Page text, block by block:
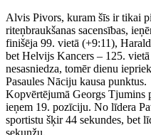
Alvis Pivors, kuram šīs ir tikai
riteņbraukšanas sacensības,
finišēja 99. vietā (+9:11),
bet Helvijs Kancers – 125.
nesasniedza, tomēr dienu
Pasaules Nāciju kausa punktus.
Kopvērtējumā Georgs Tjumins
ieņem 19. pozīciju. No līdera
sportistu šķir 44 sekundes, bet
sekunžu.